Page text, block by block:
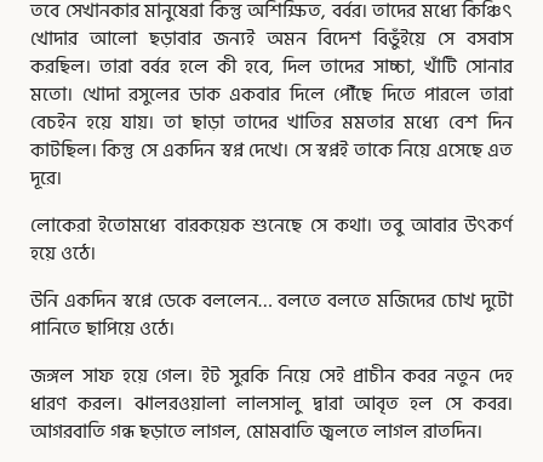
তবে সেখানকার মানুষেরা কিন্তু অশিক্ষিত, বর্বর। তাদের মধ্যে কিঞ্চিৎ
খোদার আলো ছড়াবার জন্যই অমন বিদেশ বিভুঁইয়ে সে বসবাস
করছিল। তারা বর্বর হলে কী হবে, দিল তাদের সাচ্চা, খাঁটি সোনার
মতো। খোদা রসুলের ডাক একবার দিলে পৌঁছে দিতে পারলে তারা
বেচইন হয়ে যায়। তা ছাড়া তাদের খাতির মমতার মধ্যে বেশ দিন
কাটছিল। কিন্তু সে একদিন স্বপ্ন দেখে। সে স্বপ্নই তাকে নিয়ে এসেছে এত
দূরে।
লোকেরা ইতোমধ্যে বারকয়েক শুনেছে সে কথা। তবু আবার উৎকর্ণ
হয়ে ওঠে।
উনি একদিন স্বপ্নে ডেকে বললেন… বলতে বলতে মজিদের চোখ দুটো
পানিতে ছাপিয়ে ওঠে।
জঙ্গল সাফ হয়ে গেল। ইট সুরকি নিয়ে সেই প্রাচীন কবর নতুন দেহ
ধারণ করল। ঝালরওয়ালা লালসালু দ্বারা আবৃত হল সে কবর।
আগরবাতি গন্ধ ছড়াতে লাগল, মোমবাতি জ্বলতে লাগল রাতদিন।